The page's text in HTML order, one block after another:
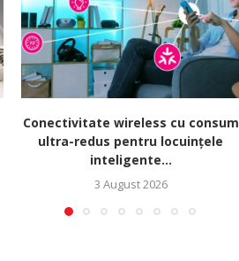
Conectivitate wireless cu consum
ultra-redus pentru locuințele
inteligente...
3 August 2026